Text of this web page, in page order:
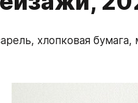
хлопковая